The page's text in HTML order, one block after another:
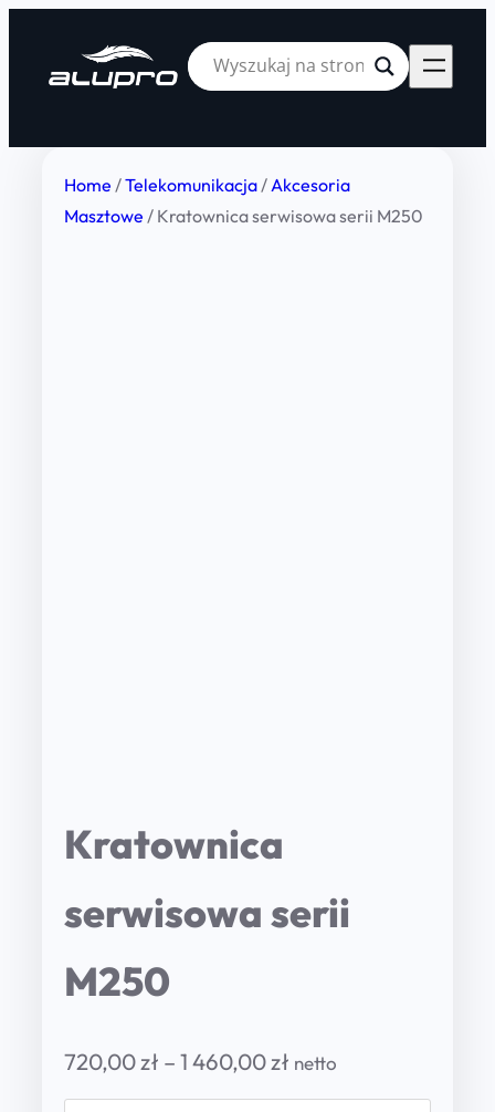
Home /Telekomunikacja/Akcesoria
Masztowe / Kratownica serwisowa serii M250
Kratownica
serwisowa serii
M250
720,00zł – 1 460,00zł P
r
netto